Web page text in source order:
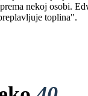
nekoj osobi.
toplina".